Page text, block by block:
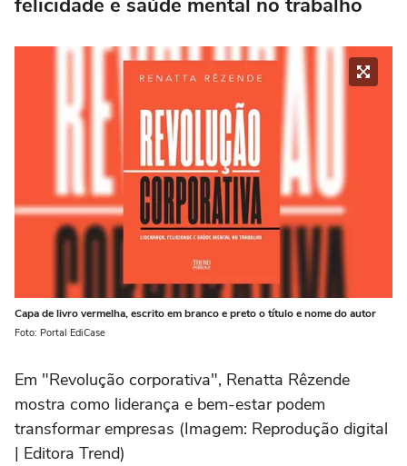
felicidade e saúde mental no trabalho
Capa de livro vermelha, escrito em branco e preto o título e nome do autor
Foto: Portal EdiCase
Em "Revolução corporativa", Renatta Rêzende
mostra como liderança e bem-estar podem
transformar empresas (Imagem: Reprodução digital
| Editora Trend)